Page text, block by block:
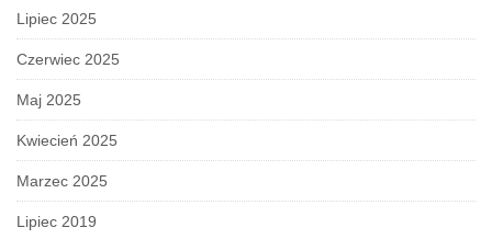
Lipiec 2025
Czerwiec 2025
Maj 2025
Kwiecień 2025
Marzec 2025
Lipiec 2019